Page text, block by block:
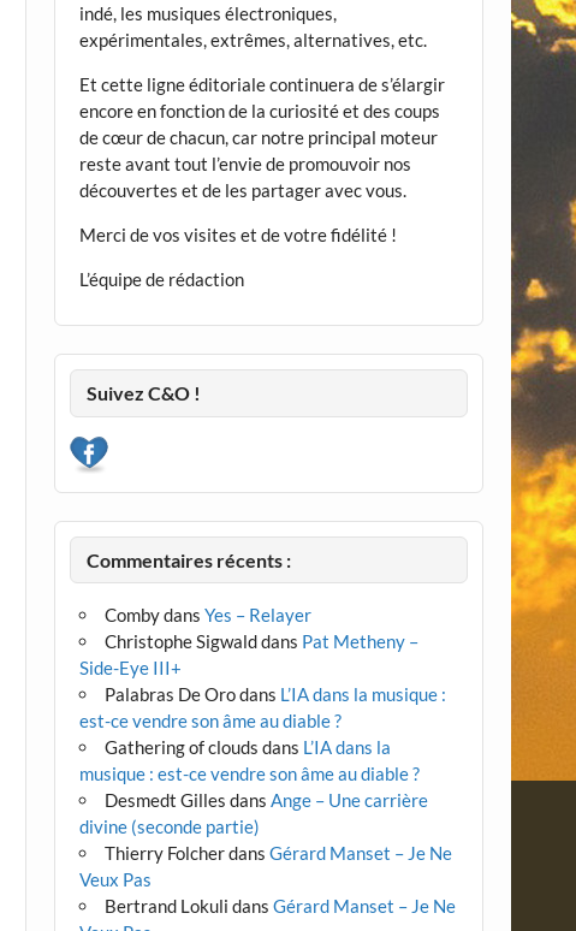
indé, les musiques électroniques,
expérimentales, extrêmes, alternatives, etc.
Et cette ligne éditoriale continuera de s’élargir
encore en fonction de la curiosité et des coups
de cœur de chacun, car notre principal moteur
reste avant tout l’envie de promouvoir nos
découvertes et de les partager avec vous.
Merci de vos visites et de votre fidélité !
L’équipe de rédaction
Suivez C&O !
Commentaires récents :
CombydansYes – Relayer
Christophe Sigwalddans Pat Metheny –
Side-Eye III+
Palabras De Orodans L’IA dans la musique :
est-ce vendre son âme au diable ?
Gathering of clouds dans L’IA dans la
musique : est-ce vendre son âme au diable ?
Desmedt Gilles dansAnge – Une carrière
divine (seconde partie)
Thierry FolcherdansGérard Manset – Je Ne
Veux Pas
Bertrand Lokuli dansGérard Manset – Je Ne